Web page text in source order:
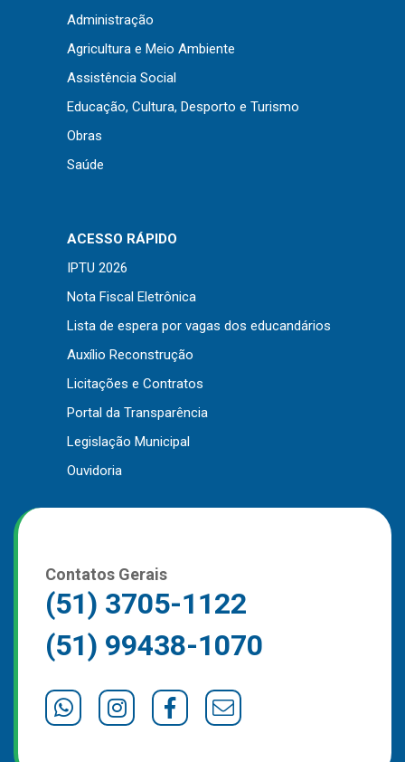
Licitações
Dispensas e Inexigibilidades
Chamamentos Públicos
Leis, Decretos e Portarias
Portal da Transparência
Outros
Downloads
Notícias
Contato
Administração
Agricultura e Meio Ambiente
Assistência Social
Educação, Cultura, Desporto e Turismo
Obras
Saúde
ACESSO RÁPIDO
IPTU 2026
Nota Fiscal Eletrônica
Lista de espera por vagas dos educandários
Auxílio Reconstrução
Licitações e Contratos
Portal da Transparência
Legislação Municipal
Ouvidoria
Contatos Gerais
(51) 3705-1122
(51) 99438-1070